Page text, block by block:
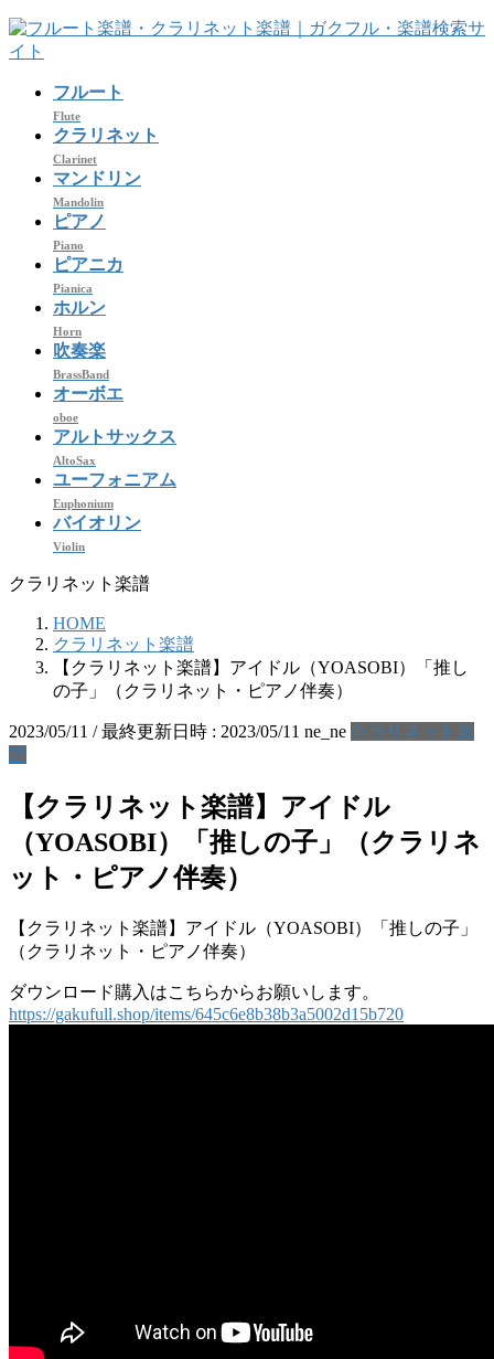
コ
ン
ナ
ビ
フルート
Flute
クラリネット
Clarinet
マンドリン
Mandolin
ピアノ
Piano
ピアニカ
Pianica
ホルン
Horn
吹奏楽
BrassBand
オーボエ
oboe
アルトサックス
AltoSax
ユーフォニアム
Euphonium
バイオリン
Violin
クラリネット楽譜
HOME
クラリネット楽譜
【クラリネット楽譜】アイドル（YOASOBI）「推し
の子」（クラリネット・ピアノ伴奏）
2023/05/11 / 最終更新日時 : 2023/05/11 ne_ne クラリネット楽
譜
【クラリネット楽譜】アイドル
（YOASOBI）「推しの子」（クラリネ
ット・ピアノ伴奏）
【クラリネット楽譜】アイドル（YOASOBI）「推しの子」
（クラリネット・ピアノ伴奏）
ダウンロード購入はこちらからお願いします。
https://gakufull.shop/items/645c6e8b38b3a5002d15b720